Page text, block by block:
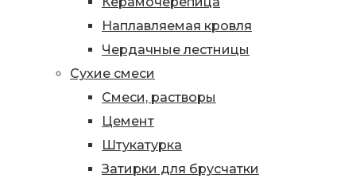
Наплавляемая кровля
Чердачные лестницы
Сухие смеси
Смеси, растворы
Цемент
Штукатурка
Затирки для брусчатки